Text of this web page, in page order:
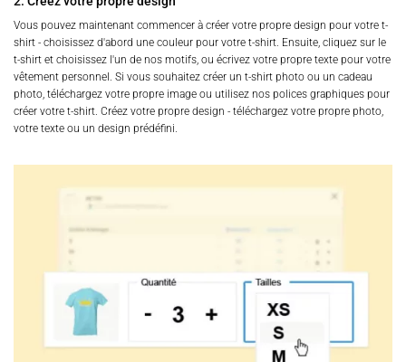
Vous pouvez maintenant commencer à créer votre propre design pour votre t-
shirt - choisissez d'abord une couleur pour votre t-shirt. Ensuite, cliquez sur le
t-shirt et choisissez l'un de nos motifs, ou écrivez votre propre texte pour votre
vêtement personnel. Si vous souhaitez créer un t-shirt photo ou un cadeau
photo, téléchargez votre propre image ou utilisez nos polices graphiques pour
créer votre t-shirt. Créez votre propre design - téléchargez votre propre photo,
votre texte ou un design prédéfini.